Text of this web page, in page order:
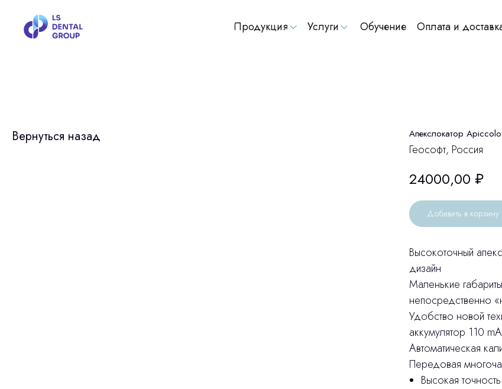
Обучение
Продукция Услуги Оплата и
Вернуться назад Апекслокатор Apiccolo
Геософт, Россия
24000,00 ₽
Добавить в корзину
Высокоточный
дизайн
Маленькие
непосредственно
Удобство новой
аккумулятор 110
Автоматическая
Передовая
Высокая